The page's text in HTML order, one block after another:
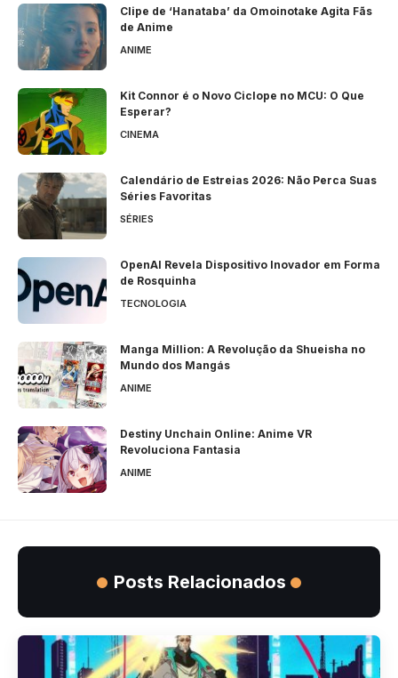
Clipe de ‘Hanataba’ da Omoinotake Agita Fãs
de Anime
ANIME
Kit Connor é o Novo Ciclope no MCU: O Que
Esperar?
CINEMA
Calendário de Estreias 2026: Não Perca Suas
Séries Favoritas
SÉRIES
OpenAI Revela Dispositivo Inovador em Forma
de Rosquinha
TECNOLOGIA
Manga Million: A Revolução da Shueisha no
Mundo dos Mangás
ANIME
Destiny Unchain Online: Anime VR
Revoluciona Fantasia
ANIME
Posts Relacionados